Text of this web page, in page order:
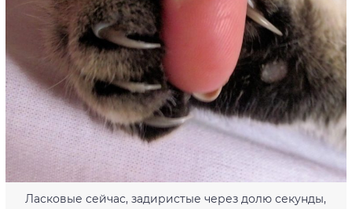
Ласковые сейчас, задиристые через долю секунды,